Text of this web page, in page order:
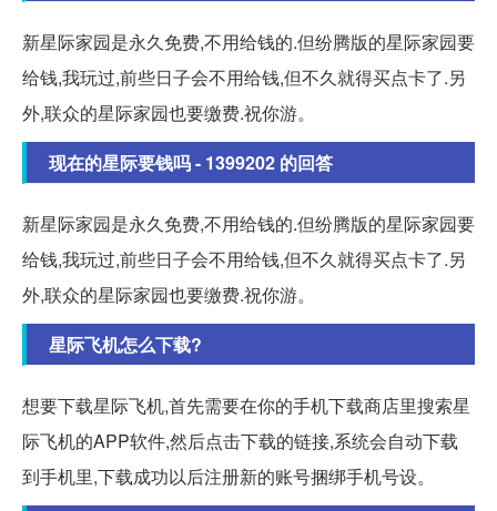
新星际家园是永久免费,不用给钱的.但纷腾版的星际家园要
给钱,我玩过,前些日子会不用给钱,但不久就得买点卡了.另
外,联众的星际家园也要缴费.祝你游。
现在的星际要钱吗 - 1399202 的回答
新星际家园是永久免费,不用给钱的.但纷腾版的星际家园要
给钱,我玩过,前些日子会不用给钱,但不久就得买点卡了.另
外,联众的星际家园也要缴费.祝你游。
星际飞机怎么下载?
想要下载星际飞机,首先需要在你的手机下载商店里搜索星
际飞机的APP软件,然后点击下载的链接,系统会自动下载
到手机里,下载成功以后注册新的账号捆绑手机号设。